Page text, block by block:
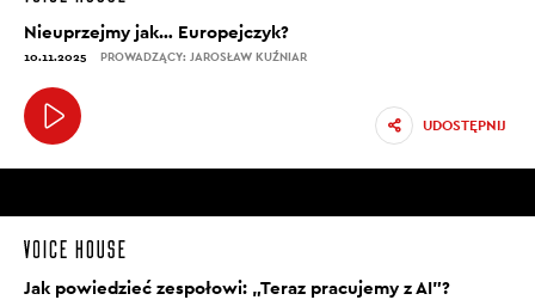
Nieuprzejmy jak… Europejczyk?
10.11.2025 PROWADZĄCY: JAROSŁAW KUŹNIAR
UDOSTĘPNIJ
Jak powiedzieć zespołowi: „Teraz pracujemy z AI”?